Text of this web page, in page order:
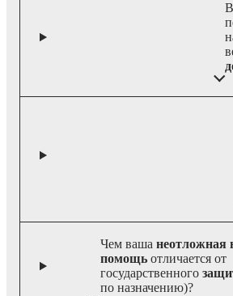
Чем ваша неотложная
помощь отличается от
государственного
по назначению)?